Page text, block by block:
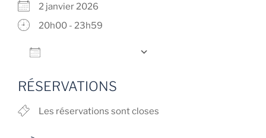
2 janvier 2026
20h00 - 23h59
RÉSERVATIONS
Les réservations sont closes